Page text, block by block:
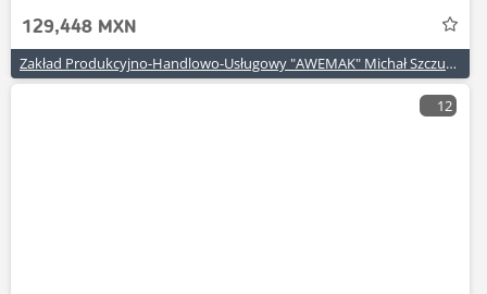
129,448 MXN
Zakład Produkcyjno-Handlowo-Usługowy "AWEMAK" Michał Szczuraszek
12